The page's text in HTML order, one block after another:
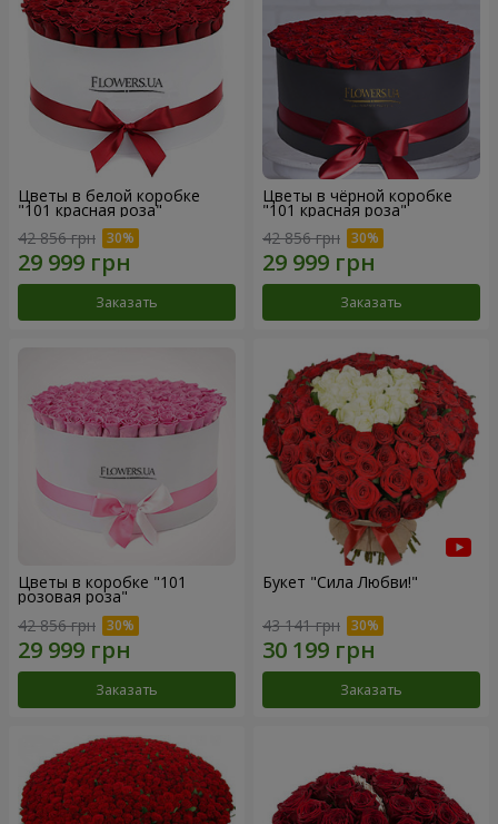
Цветы в белой коробке
"101 красная роза"
42 856 грн
Заказать
Цветы в чёрной коробке
"101 красная роза"
42 856 грн
Заказать
Цветы в коробке "101
розовая роза"
42 856 грн
Заказать
Букет "Сила Любви!"
43 141 грн
Заказать